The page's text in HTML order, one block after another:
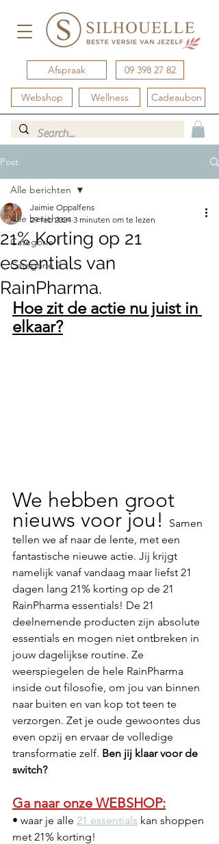
09 398 27 82
Afspraak
Webshop Wellness Cadeaubon
Post
Alle berichten
Categorie 1
Categorie 2
Alle berichten
21% Korting op 21
essentials van
RainPharma.
Jaimie Oppalfens
29 feb 2024 3 minuten om te lezen
Hoe zit de actie nu juist in
elkaar?
We hebben groot
nieuws voor jou!
Samen
tellen we af naar de lente, met een
fantastische nieuwe actie. Jij krijgt
namelijk vanaf vandaag maar liefst 21
dagen lang 21% korting op de 21
RainPharma essentials! De 21
deelnemende producten zijn absolute
essentials en mogen niet ontbreken in
jouw dagelijkse routine. Ze
weerspiegelen de hele RainPharma
inside out filosofie, om jou van binnen
naar buiten en van kop tot teen te
verzorgen. Zet je oude gewoontes dus
even opzij en ervaar de volledige
transformatie zelf. Ben jij klaar voor de
switch?
Ga naar onze WEBSHOP:
• waar je alle 21 essentials kan shoppen
met 21% korting!